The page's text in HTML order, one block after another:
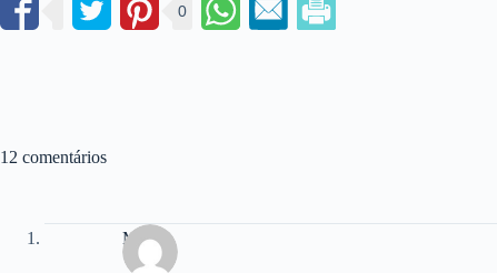
0
12 comentários
Myska